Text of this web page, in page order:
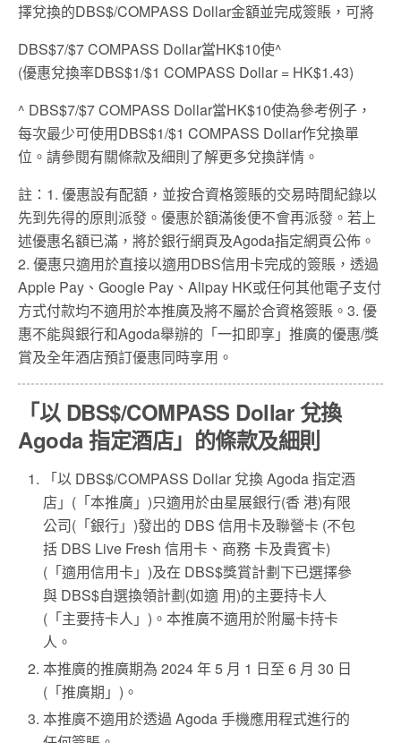
擇兌換的DBS$/COMPASS Dollar金額並完成簽賬，可將
DBS$7/$7 COMPASS Dollar當HK$10使^
(優惠兌換率DBS$1/$1 COMPASS Dollar = HK$1.43)
^ DBS$7/$7 COMPASS Dollar當HK$10使為參考例子，
每次最少可使用DBS$1/$1 COMPASS Dollar作兌換單
位。請參閱有關條款及細則了解更多兌換詳情。​
註：1. 優惠設有配額，並按合資格簽賬的交易時間紀錄以
先到先得的原則派發。優惠於額滿後便不會再派發。若上
述優惠名額已滿，將於銀行網頁及Agoda指定網頁公佈。
2. 優惠只適用於直接以適用DBS信用卡完成的簽賬，透過
Apple Pay、Google Pay、Alipay HK或任何其他電子支付
方式付款均不適用於本推廣及將不屬於合資格簽賬。3. 優
惠不能與銀行和Agoda舉辦的「一扣即享」推廣的優惠/獎
賞及全年酒店預訂優惠同時享用。
「以 DBS$/COMPASS Dollar 兌換
Agoda 指定酒店」的條款及細則
「以 DBS$/COMPASS Dollar 兌換 Agoda 指定酒
店」(「本推廣」)只適用於由星展銀行(香 港)有限
公司(「銀行」)發出的 DBS 信用卡及聯營卡 (不包
括 DBS Live Fresh 信用卡、商務 卡及貴賓卡)
(「適用信用卡」)及在 DBS$獎賞計劃下已選擇參
與 DBS$自選換領計劃(如適 用)的主要持卡人
(「主要持卡人」)。本推廣不適用於附屬卡持卡
人。
本推廣的推廣期為 2024 年 5 月 1 日至 6 月 30 日
(「推廣期」)。
本推廣不適用於透過 Agoda 手機應用程式進行的